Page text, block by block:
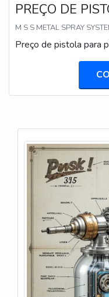
PREÇO DE
M S S METAL SPRAY
Preço de pistola para